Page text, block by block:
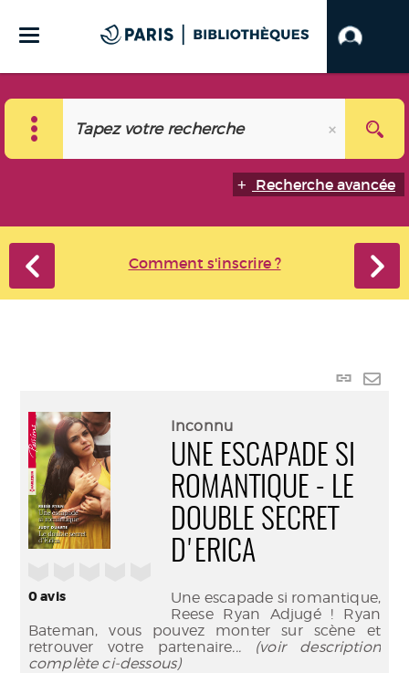
Recherche avancée
Comment s'inscrire ?
Lien
0avis
Inconnu
UNE ESCAPADE SI
ROMANTIQUE - LE
DOUBLE SECRET
D'ERICA
Une escapade si romantique,
Reese Ryan Adjugé ! Ryan
Bateman, vous pouvez monter sur scène et
retrouver votre partenaire... (voir description
complète ci-dessous)